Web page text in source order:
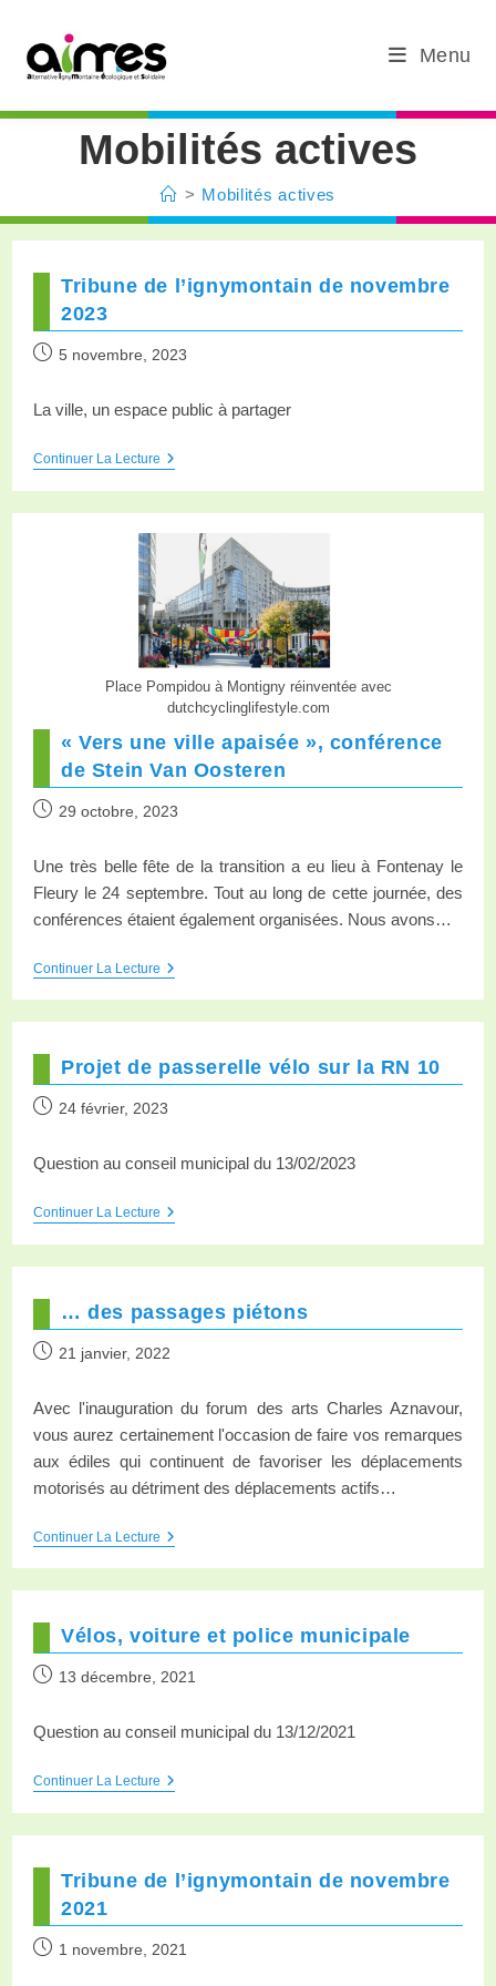
Menu
Mobilités actives
> Mobilités actives
Tribune de l’ignymontain de novembre
2023
5 novembre, 2023
La ville, un espace public à partager
Continuer La Lecture
Place Pompidou à Montigny réinventée avec
dutchcyclinglifestyle.com
« Vers une ville apaisée », conférence
de Stein Van Oosteren
29 octobre, 2023
Une très belle fête de la transition a eu lieu à Fontenay le
Fleury le 24 septembre. Tout au long de cette journée, des
conférences étaient également organisées. Nous avons…
Continuer La Lecture
Projet de passerelle vélo sur la RN 10
24 février, 2023
Question au conseil municipal du 13/02/2023
Continuer La Lecture
… des passages piétons
21 janvier, 2022
Avec l'inauguration du forum des arts Charles Aznavour,
vous aurez certainement l'occasion de faire vos remarques
aux édiles qui continuent de favoriser les déplacements
motorisés au détriment des déplacements actifs…
Continuer La Lecture
Vélos, voiture et police municipale
13 décembre, 2021
Question au conseil municipal du 13/12/2021
Continuer La Lecture
Tribune de l’ignymontain de novembre
2021
1 novembre, 2021